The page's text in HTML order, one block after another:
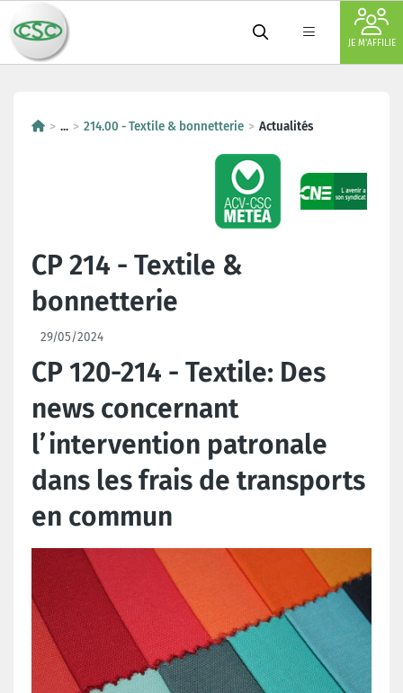
JE M'AFFILIE
... 214.00 - Textile & bonnetterie Actualités
CP 214 - Textile &
bonnetterie
29/05/2024
CP 120-214 - Textile: Des
news concernant
l’intervention patronale
dans les frais de transports
en commun